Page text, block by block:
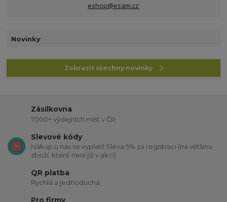
eshop@esam.cz
Novinky
Zobrazit všechny novinky
Zásilkovna
7000+ výdejních míst v ČR
Slevové kódy
Nákup u nás se vyplatí! Sleva 5% za registraci (na většinu
zboží, které není již v akci)
QR platba
Rychlá a jednoduchá
Pro firmy